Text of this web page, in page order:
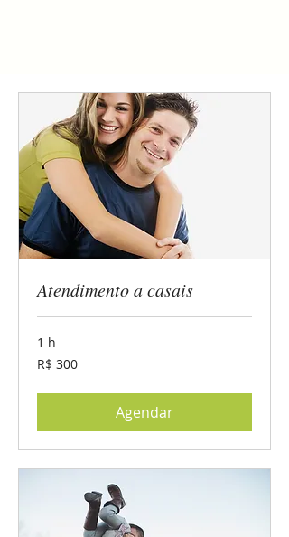
Atendimento a casais
1 h
300
Reais
R$ 300
Agendar